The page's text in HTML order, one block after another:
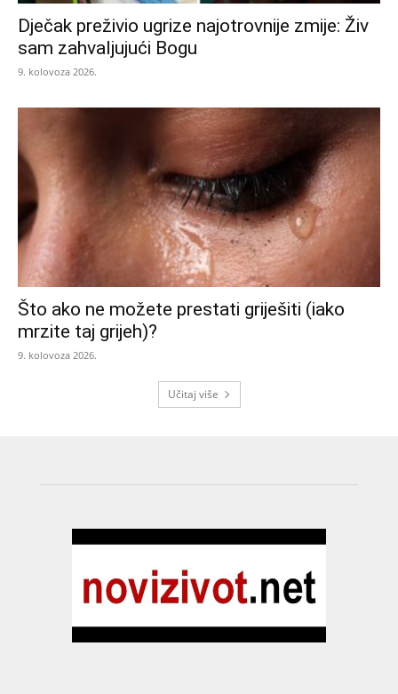
Dječak preživio ugrize najotrovnije zmije: Živ
sam zahvaljujući Bogu
9. kolovoza 2026.
Što ako ne možete prestati griješiti (iako
mrzite taj grijeh)?
9. kolovoza 2026.
Učitaj više